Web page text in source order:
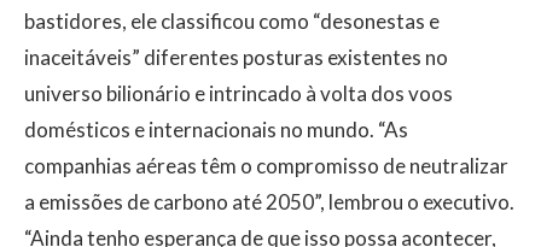
bastidores, ele classificou como “desonestas e
inaceitáveis” diferentes posturas existentes no
universo bilionário e intrincado à volta dos voos
domésticos e internacionais no mundo. “As
companhias aéreas têm o compromisso de neutralizar
a emissões de carbono até 2050”, lembrou o executivo.
“Ainda tenho esperança de que isso possa acontecer,